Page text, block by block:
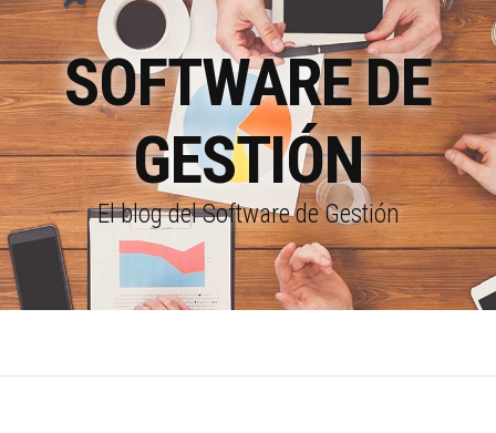
SOFTWARE DE
GESTIÓN
El blog del Software de Gestión